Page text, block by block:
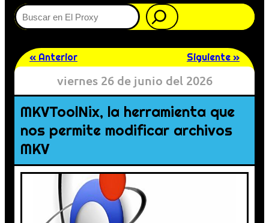
Buscar
« Anterior Siguiente »
viernes 26 de junio del 2026
MKVToolNix, la herramienta que
nos permite modificar archivos
MKV